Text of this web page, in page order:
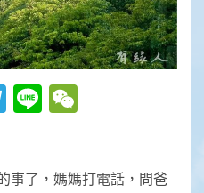
Telegram
Line
事了，媽媽打電話，問爸